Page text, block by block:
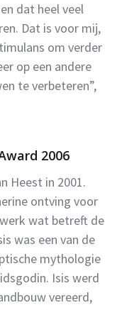
dat heel veel
Dat is voor mij,
om verder
op een andere
te verbeteren”,
2006
Heest in 2001.
ontving voor
wat betreft de
was een van de
mythologie
Isis werd
vereerd,